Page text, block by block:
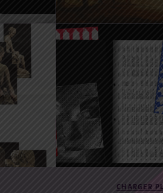
–
/
27 Mai 2021 14:00
2021 18:00
Club Collecte
CHARGER